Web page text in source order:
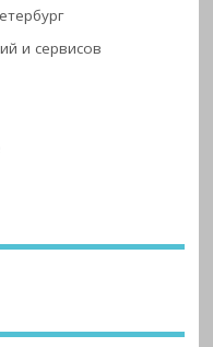
и сервисов